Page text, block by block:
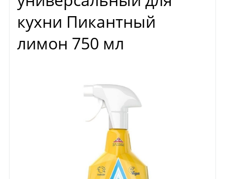
кухни Пикантный
лимон 750 мл